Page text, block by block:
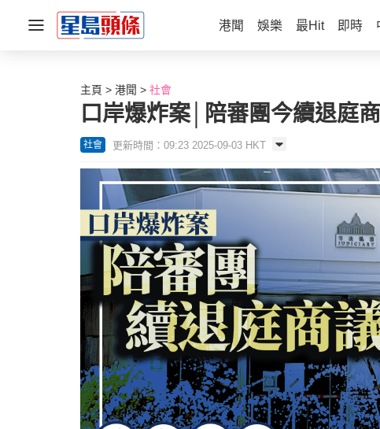
港聞 娛樂 最Hit 即時
主頁 港聞 社會
口岸爆炸案│陪審團今續退庭
社會 更新時間：09:23 2025-09-03 HKT